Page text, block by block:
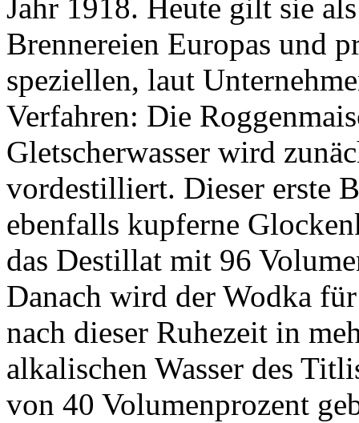
Jahr 1918. Heute gilt sie
Brennereien Europas und
speziellen, laut
Verfahren: Die
Gletscherwasser wird
vordestilliert. Dieser erste
ebenfalls kupferne
das Destillat mit 96
Danach wird der Wodka
nach dieser Ruhezeit in
alkalischen Wasser des
von 40 Volumenprozent